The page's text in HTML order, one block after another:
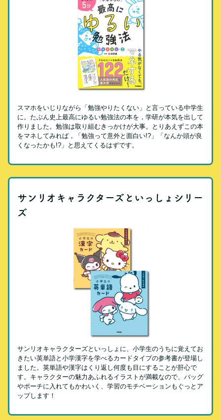
スマホをいじりながら「勉強やりたくない」と言っている中学生
に。たぶん史上最高にゆるい勉強法の本を，学研が本気を出して
作りました。勉強は取り組むきっかけが大事。とりあえずこの本
をマネしてみれば，「勉強って意外と面白い!?」「なんか頭が良
くなったかも!?」と思えてくるはずです。
サンリオキャラクターズといっしょシリー
ズ
サンリオキャラクターズといっしょに、小学生のうちに覚えてお
きたい英単語と小学漢字を学べるカードタイプの参考書が登場し
ました。英単語や漢字はくり返し何度も目にすることが肝心で
す。キャラクターの魅力あふれるイラストが満載なので、バッグ
やポーチに入れてもかわいく、学習のモチベーションもぐっとア
ップします！